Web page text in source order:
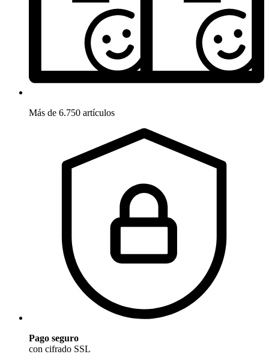
Más de 6.750 artículos
Pago seguro
con cifrado SSL